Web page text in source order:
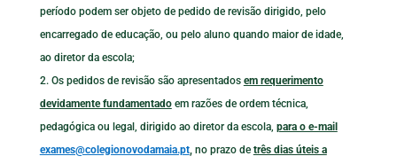
período podem ser objeto de pedido de revisão dirigido, pelo
encarregado de educação, ou pelo aluno quando maior de idade,
ao diretor da escola;
Os pedidos de revisão são apresentados em requerimento
devidamente fundamentadoem razões de ordem técnica,
pedagógica ou legal, dirigido ao diretor da escola, para o e-mail
exames@colegionovodamaia.pt,no prazo de três dias úteis a